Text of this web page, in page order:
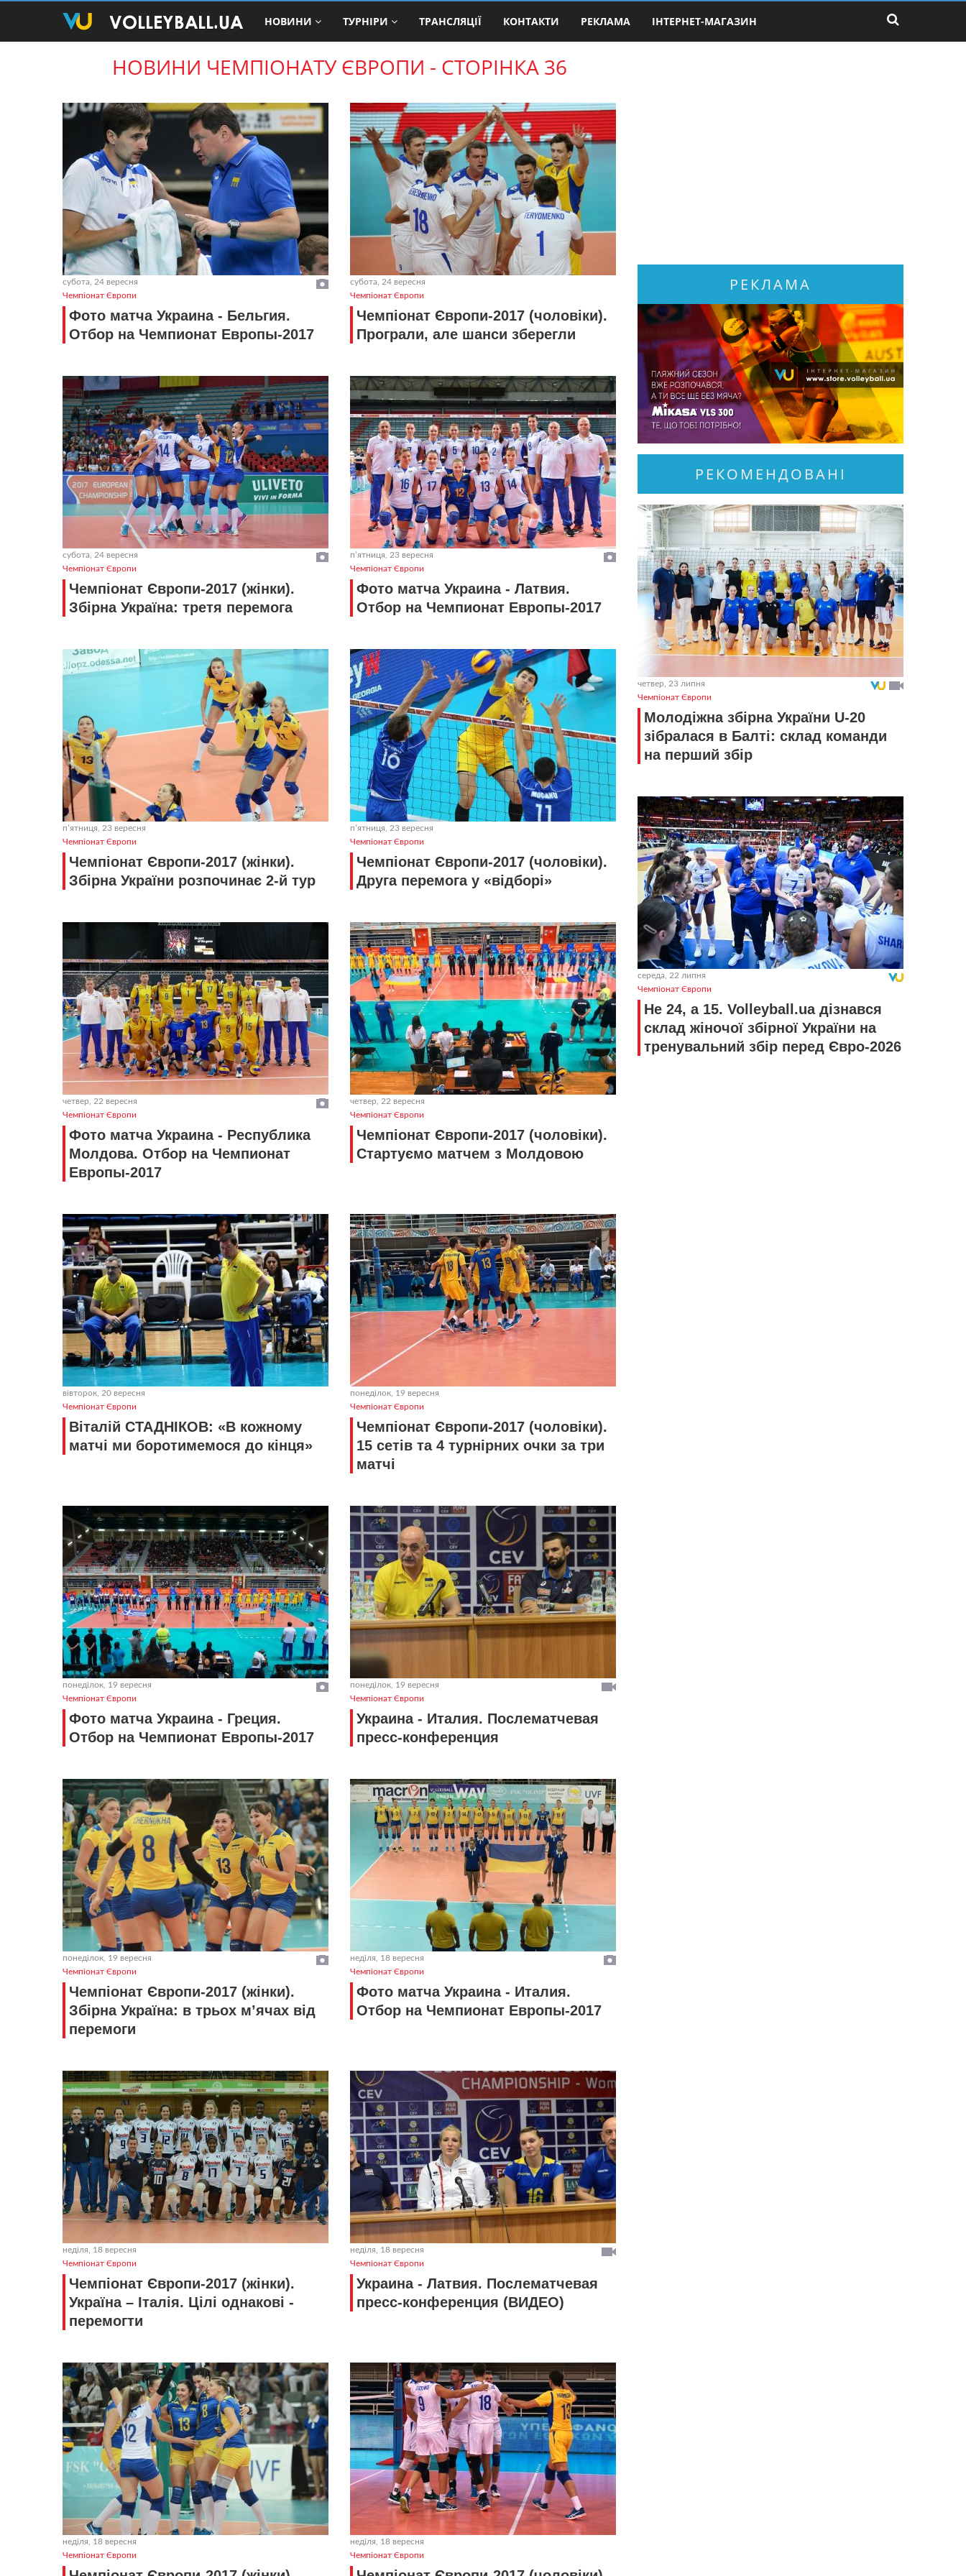
НОВИНИ ТУРНІРИ ТРАНСЛЯЦІЇ КОНТАКТИ РЕКЛАМА ІНТЕРНЕТ-МАГАЗИН
НОВИНИ ЧЕМПІОНАТУ ЄВРОПИ - СТОРІНКА 36
субота, 24 вересня
Чемпіонат Європи
Фото матча Украина - Бельгия.
Отбор на Чемпионат Европы-2017
субота, 24 вересня
Чемпіонат Європи
Чемпіонат Європи-2017 (чоловіки).
Програли, але шанси зберегли
субота, 24 вересня
Чемпіонат Європи
Чемпіонат Європи-2017 (жінки).
Збірна Україна: третя перемога
пʼятниця, 23 вересня
Чемпіонат Європи
Фото матча Украина - Латвия.
Отбор на Чемпионат Европы-2017
пʼятниця, 23 вересня
Чемпіонат Європи
Чемпіонат Європи-2017 (жінки).
Збірна України розпочинає 2-й тур
пʼятниця, 23 вересня
Чемпіонат Європи
Чемпіонат Європи-2017 (чоловіки).
Друга перемога у «відборі»
четвер, 22 вересня
Чемпіонат Європи
Фото матча Украина - Республика
Молдова. Отбор на Чемпионат
Европы-2017
четвер, 22 вересня
Чемпіонат Європи
Чемпіонат Європи-2017 (чоловіки).
Стартуємо матчем з Молдовою
вівторок, 20 вересня
Чемпіонат Європи
Віталій СТАДНІКОВ: «В кожному
матчі ми боротимемося до кінця»
понеділок, 19 вересня
Чемпіонат Європи
Чемпіонат Європи-2017 (чоловіки).
15 сетів та 4 турнірних очки за три
матчі
понеділок, 19 вересня
Чемпіонат Європи
Фото матча Украина - Греция.
Отбор на Чемпионат Европы-2017
понеділок, 19 вересня
Чемпіонат Європи
Украина - Италия. Послематчевая
пресс-конференция
понеділок, 19 вересня
Чемпіонат Європи
Чемпіонат Європи-2017 (жінки).
Збірна Україна: в трьох м’ячах від
перемоги
неділя, 18 вересня
Чемпіонат Європи
Фото матча Украина - Италия.
Отбор на Чемпионат Европы-2017
неділя, 18 вересня
Чемпіонат Європи
Чемпіонат Європи-2017 (жінки).
Україна – Італія. Цілі однакові -
перемогти
неділя, 18 вересня
Чемпіонат Європи
Украина - Латвия. Послематчевая
пресс-конференция (ВИДЕО)
неділя, 18 вересня
Чемпіонат Європи
неділя, 18 вересня
Чемпіонат Європи
РЕКЛАМА
РЕКОМЕНДОВАНІ
четвер, 23 липня
Чемпіонат Європи
Молодіжна збірна України U-20
зібралася в Балті: склад команди
на перший збір
середа, 22 липня
Чемпіонат Європи
Не 24, а 15. Volleyball.ua дізнався
склад жіночої збірної України на
тренувальний збір перед Євро-2026